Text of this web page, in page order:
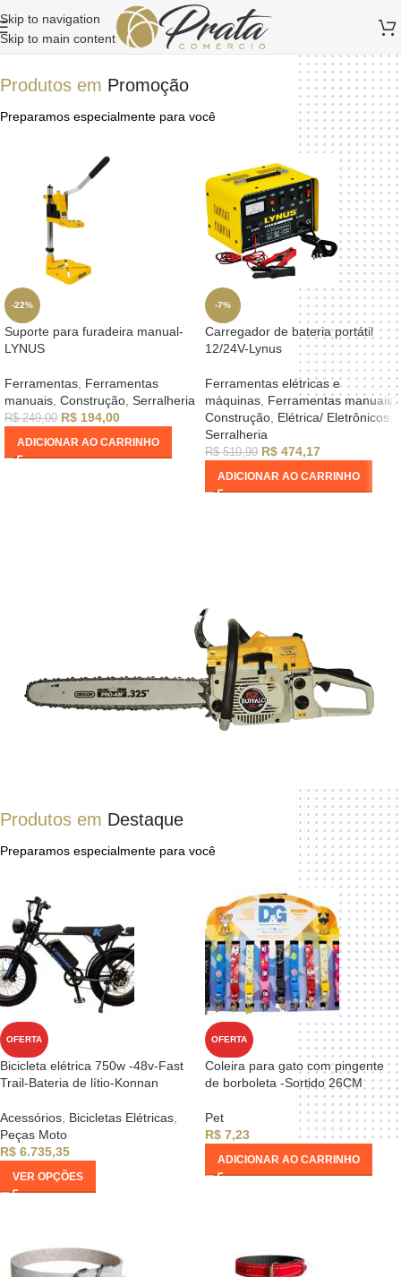
Skip to navigation
Skip to main content
Produtos em Promoção
Preparamos especialmente para você
-22%
Suporte para furadeira manual-
LYNUS
Ferramentas Ferramentas
manuais Construção Serralheria
R$249,00 R$ 194,00
ADICIONAR AO CARRINHO
-7%
Carregador de bateria portátil
12/24V-Lynus
Ferramentas elétricas e
máquinas, Ferramentas manuais ,
Construção, Elétrica/ Eletrônicos
Serralheria
R$510,99 R$474,17
ADICIONAR AO CARRINHO
Produtos em Destaque
Preparamos especialmente para você
OFERTA
Bicicleta elétrica 750w -48v-Fast
Trail-Bateria de lítio-Konnan
Acessórios Bicicletas Elétricas
Peças Moto
R$ 6.735,35
VER OPÇÕES
OFERTA
Coleira para gato com pingente
de borboleta -Sortido 26CM
Pet
R$7,23
ADICIONAR AO CARRINHO